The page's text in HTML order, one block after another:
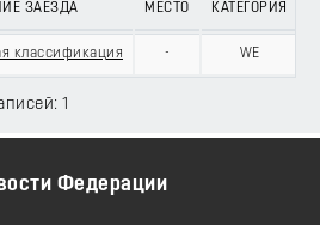
ЗАЕЗДА МЕСТО КАТЕГОРИЯ
классификация - WE
1
Федерации